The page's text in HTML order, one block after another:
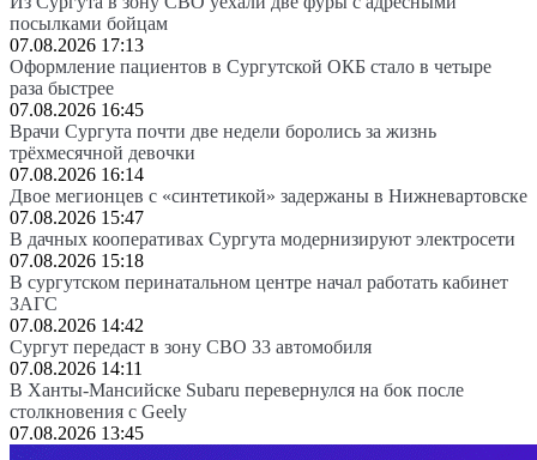
посылками бойцам
07.08.2026 17:13
Оформление пациентов в Сургутской ОКБ стало в четыре
раза быстрее
07.08.2026 16:45
Врачи Сургута почти две недели боролись за жизнь
трёхмесячной девочки
07.08.2026 16:14
Двое мегионцев с «синтетикой» задержаны в Нижневартовске
07.08.2026 15:47
В дачных кооперативах Сургута модернизируют электросети
07.08.2026 15:18
В сургутском перинатальном центре начал работать кабинет
ЗАГС
07.08.2026 14:42
Сургут передаст в зону СВО 33 автомобиля
07.08.2026 14:11
В Ханты-Мансийске Subaru перевернулся на бок после
столкновения с Geely
07.08.2026 13:45